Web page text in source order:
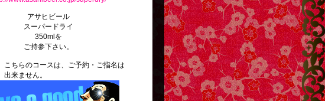
アサヒビール
スーパードライ
350mlを
ご持参下さい。
ースは、ご予約・ご指名は
せん。